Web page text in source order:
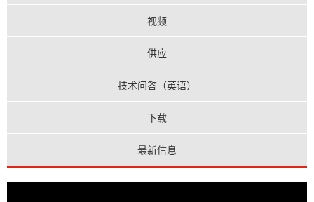
视频
供应
技术问答（英语）
下载
最新信息